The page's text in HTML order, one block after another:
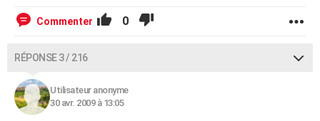
Commenter 0
RÉPONSE 3 / 216
Utilisateur anonyme
30 avr. 2009 à 13:05